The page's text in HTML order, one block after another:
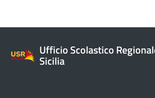
Ufficio Scolastico
Sicilia